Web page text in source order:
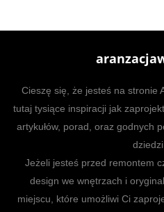
Cieszę się, że jesteś na stronie
tutaj tysiące inspiracji jak
artykułów, porad, oraz godnych
Jeżeli jesteś przed remontem
design we wnętrzach i
miejscu, które umożliwi Ci